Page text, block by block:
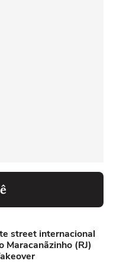
street internacional
Maracanãzinho (RJ)